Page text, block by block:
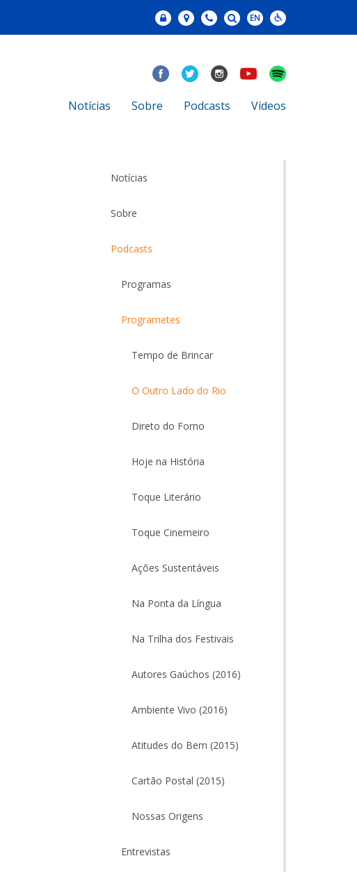
Notícias Sobre Podcasts Vídeos
Notícias
Sobre
Podcasts
Programas
Programetes
Tempo de Brincar
O Outro Lado do Rio
Direto do Forno
Hoje na História
Toque Literário
Toque Cinemeiro
Ações Sustentáveis
Na Ponta da Língua
Na Trilha dos Festivais
Autores Gaúchos (2016)
Ambiente Vivo (2016)
Atitudes do Bem (2015)
Cartão Postal (2015)
Nossas Origens
Entrevistas